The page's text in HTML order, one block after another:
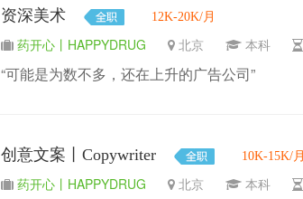
资深美术 12K-20K/月
药开心丨HAPPYDRUG 北京 本科
“可能是为数不多，还在上升的广告公司”
创意文案丨Copywriter 10K-15K/月
药开心丨HAPPYDRUG 北京 本科